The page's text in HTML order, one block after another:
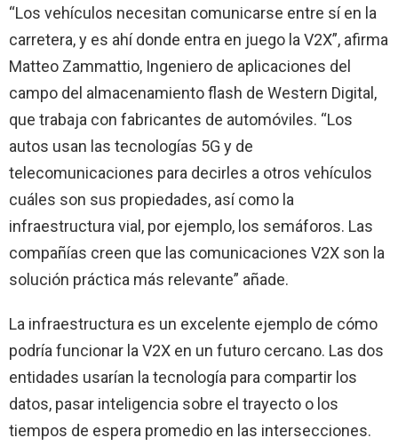
“Los vehículos necesitan comunicarse entre sí en la
carretera, y es ahí donde entra en juego la V2X”, afirma
Matteo Zammattio, Ingeniero de aplicaciones del
campo del almacenamiento flash de Western Digital,
que trabaja con fabricantes de automóviles. “Los
autos usan las tecnologías 5G y de
telecomunicaciones para decirles a otros vehículos
cuáles son sus propiedades, así como la
infraestructura vial, por ejemplo, los semáforos. Las
compañías creen que las comunicaciones V2X son la
solución práctica más relevante” añade.
La infraestructura es un excelente ejemplo de cómo
podría funcionar la V2X en un futuro cercano. Las dos
entidades usarían la tecnología para compartir los
datos, pasar inteligencia sobre el trayecto o los
tiempos de espera promedio en las intersecciones.